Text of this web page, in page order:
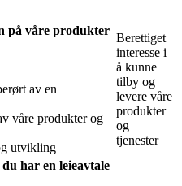
på våre produkter
av en
våre produkter og
utvikling
Berettiget
interesse i
å kunne
tilby og
levere våre
produkter
og
tjenester
har en leieavtale